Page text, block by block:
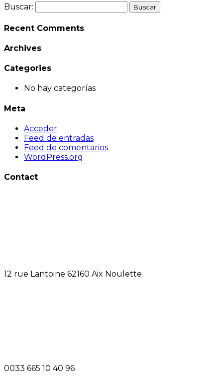
Buscar:
Recent Comments
Archives
Categories
No hay categorías
Meta
Acceder
Feed de entradas
Feed de comentarios
WordPress.org
Contact
12 rue Lantoine 62160 Aix Noulette
0033 665 10 40 96